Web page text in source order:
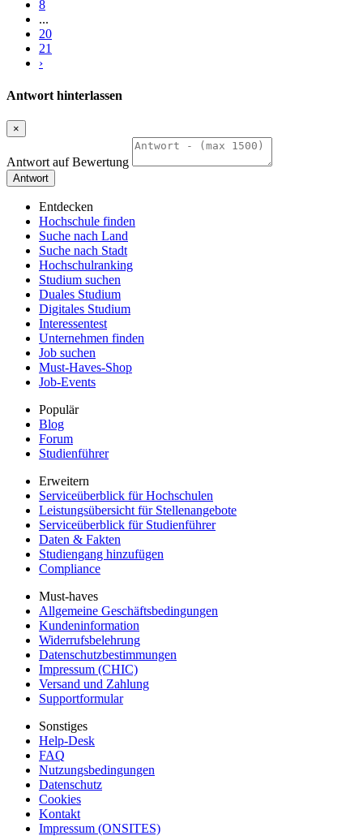
8
...
20
21
›
Antwort hinterlassen
×
Antwort auf Bewertung
Antwort
Entdecken
Hochschule finden
Suche nach Land
Suche nach Stadt
Hochschulranking
Studium suchen
Duales Studium
Digitales Studium
Interessentest
Unternehmen finden
Job suchen
Must-Haves-Shop
Job-Events
Populär
Blog
Forum
Studienführer
Erweitern
Serviceüberblick für Hochschulen
Leistungsübersicht für Stellenangebote
Serviceüberblick für Studienführer
Daten & Fakten
Studiengang hinzufügen
Compliance
Must-haves
Allgemeine Geschäftsbedingungen
Kundeninformation
Widerrufsbelehrung
Datenschutzbestimmungen
Impressum (CHIC)
Versand und Zahlung
Supportformular
Sonstiges
Help-Desk
FAQ
Nutzungsbedingungen
Datenschutz
Cookies
Kontakt
Impressum (ONSITES)